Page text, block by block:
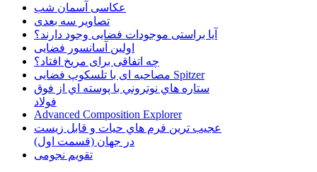
عکاسی آسمان شب
تصاویر سه بعدی
آیا براستی موجودات فضایی وجود دارند؟
اولین آسانسور فضایی
چه اتفاقی برای مریخ افتاد؟
مصاحبه ای با تلسکوپ فضایی Spitzer
ستاره هاي نوتروني با پوسته اي از فوق
فولاد
Advanced Composition Explorer
عجیب ترین فرم هاي حيات و قابل زيست
در جهان (قسمت اول)
تقویم نجومی